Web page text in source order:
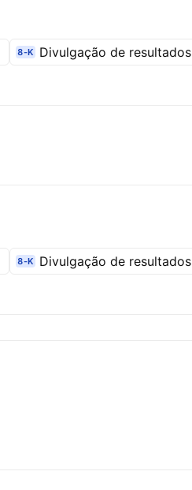
8-K Divulgação de resultados
8-K Divulgação de resultados